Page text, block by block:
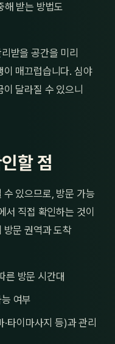
해 받는 방법도
받을 공간을 미리
이 매끄럽습니다. 심야
달라질 수 있으니
할 점
있으므로, 방문 가능
서 직접 확인하는 것이
방문 권역과 도착
른 방문 시간대
여부
타이마사지 등)과 관리